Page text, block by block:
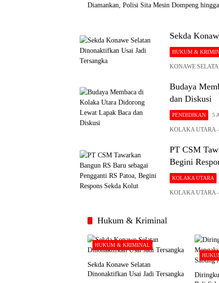
Diamankan, Polisi Sita Mesin Dompeng
Sekda
HUKUM &
KONAWE
Budaya
dan Diskusi
PENDIDIKAN 5
KOLAKA UTARA –
PT CSM
Begini
KOLAKA UTARA
KOLAKA UTARA –
Hukum & Kriminal
HUKUM & KRIMINAL
Sekda Konawe Selatan
Dinonaktifkan Usai Jadi Tersangka